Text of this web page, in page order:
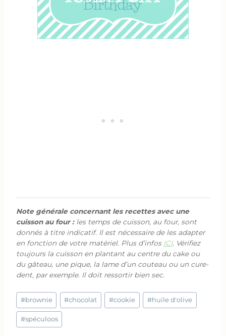
Note générale concernant les recettes avec une
cuisson au four :les temps de cuisson, au four, sont
donnés à titre indicatif. Il est nécessaire de les adapter
en fonction de votre matériel. Plus d’infos ICI. Vérifiez
toujours la cuisson en plantant au centre du cake ou
du gâteau, une pique, la lame d’un couteau ou un cure-
dent, par exemple. Il doit ressortir bien sec.
Étiquettes
de
la
#brownie #chocolat #cookie #huile d'olive
#spéculoos